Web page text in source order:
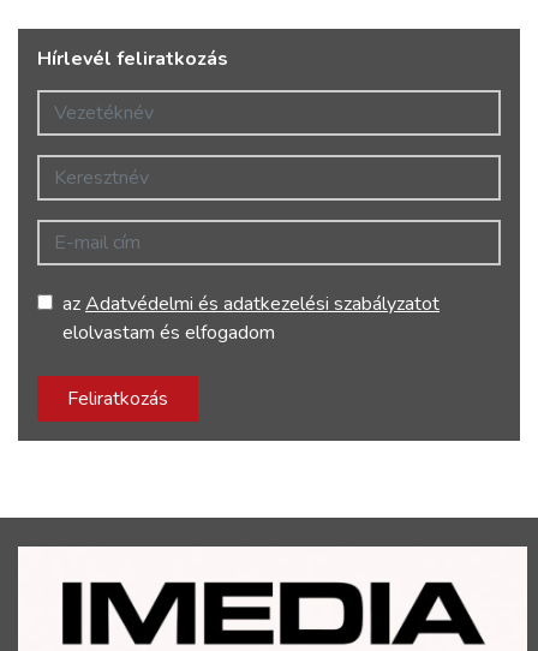
Hírlevél feliratkozás
Vezetéknév
Keresztnév
E-mail cím
azAdatvédelmi és adatkezelési szabályzatot
elolvastam és elfogadom
Feliratkozás